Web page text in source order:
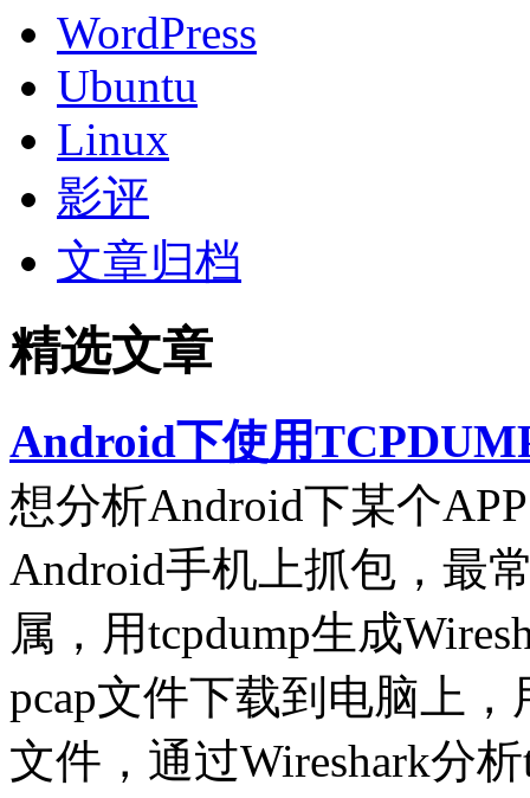
WordPress
Ubuntu
Linux
影评
文章归档
精选文章
Android下使用
想分析Android下某个
Android手机上抓包，最
属，用tcpdump生成
pcap文件下载到电脑上，
文件，通过Wireshark分